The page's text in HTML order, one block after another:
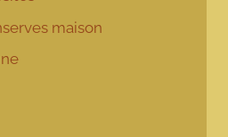
maison